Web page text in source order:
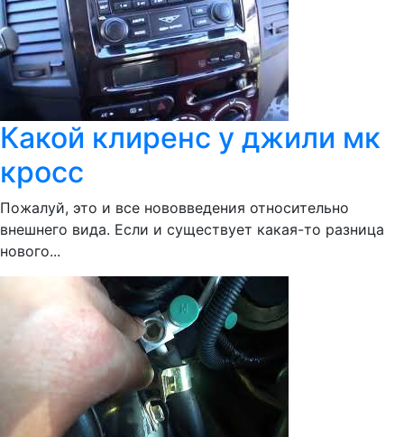
Какой клиренс у джили мк
кросс
Пожалуй, это и все нововведения относительно
внешнего вида. Если и существует какая-то разница
нового...